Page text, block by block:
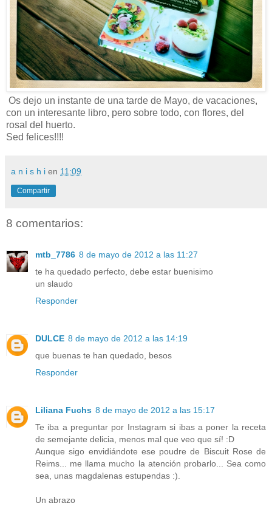
Os dejo un instante de una tarde de Mayo, de vacaciones,
con un interesante libro, pero sobre todo, con flores, del
rosal del huerto.
Sed felices!!!!
a n i s h i en 11:09
Compartir
8 comentarios:
mtb_7786 8 de mayo de 2012 a las 11:27
te ha quedado perfecto, debe estar buenisimo
un slaudo
Responder
DULCE 8 de mayo de 2012 a las 14:19
que buenas te han quedado, besos
Responder
Liliana Fuchs 8 de mayo de 2012 a las 15:17
Te iba a preguntar por Instagram si ibas a poner la receta
de semejante delicia, menos mal que veo que sí! :D
Aunque sigo envidiándote ese poudre de Biscuit Rose de
Reims... me llama mucho la atención probarlo... Sea como
sea, unas magdalenas estupendas :).
Un abrazo